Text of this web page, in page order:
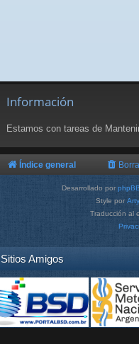
Información
Estamos con tareas de
Índice general
Desarrollado por phpBB
Style por Arty
Traducción al
Sitios Amigos